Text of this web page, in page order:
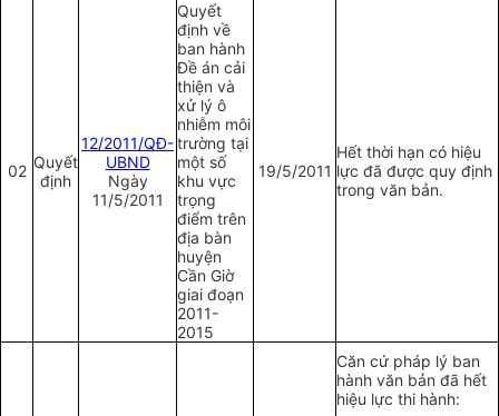
02 Quyết
định
12/2011/QĐ-
UBND
Ngày
11/5/2011
Quyết
định về
ban hành
Đề án cải
thiện và
xử lý ô
nhiễm môi
trường tại
một số
khu vực
trọng
điểm trên
địa bàn
huyện
Cần Giờ
giai đoạn
2011-
2015
19/5/2011
Hết thời hạn có hiệu
lực đã được quy định
trong văn bản.
Căn cứ pháp lý ban
hành văn bản đã hết
hiệu lực thi hành: